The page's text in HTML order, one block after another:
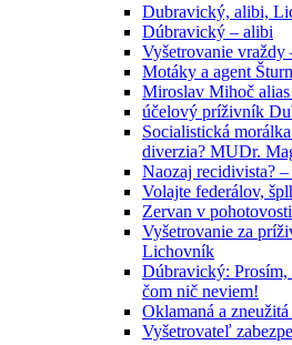
Dubravický, alibi,
Dúbravický – alibi
Vyšetrovanie vraždy
Motáky a agent
Miroslav Mihoč
účelový príživník
Socialistická
diverzia? MUDr.
Naozaj recidivista?
Volajte federálov,
Zervan v pohotovosti
Vyšetrovanie za
Lichovník
Dúbravický:
čom nič neviem!
Oklamaná a zneužitá
Vyšetrovateľ